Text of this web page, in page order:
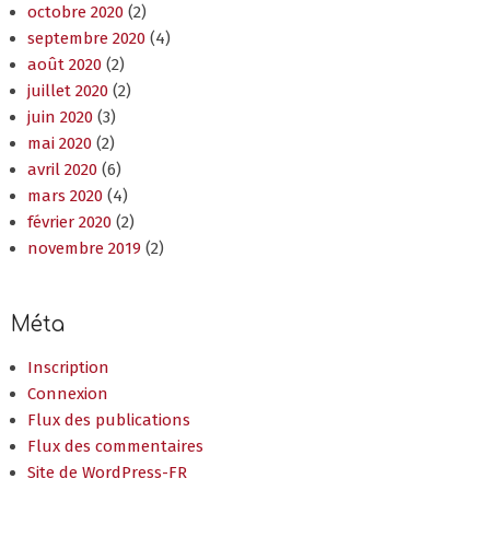
octobre 2020 (2)
septembre 2020 (4)
août 2020 (2)
juillet 2020 (2)
juin 2020 (3)
mai 2020 (2)
avril 2020 (6)
mars 2020 (4)
février 2020 (2)
novembre 2019 (2)
Méta
Inscription
Connexion
Flux des publications
Flux des commentaires
Site de WordPress-FR